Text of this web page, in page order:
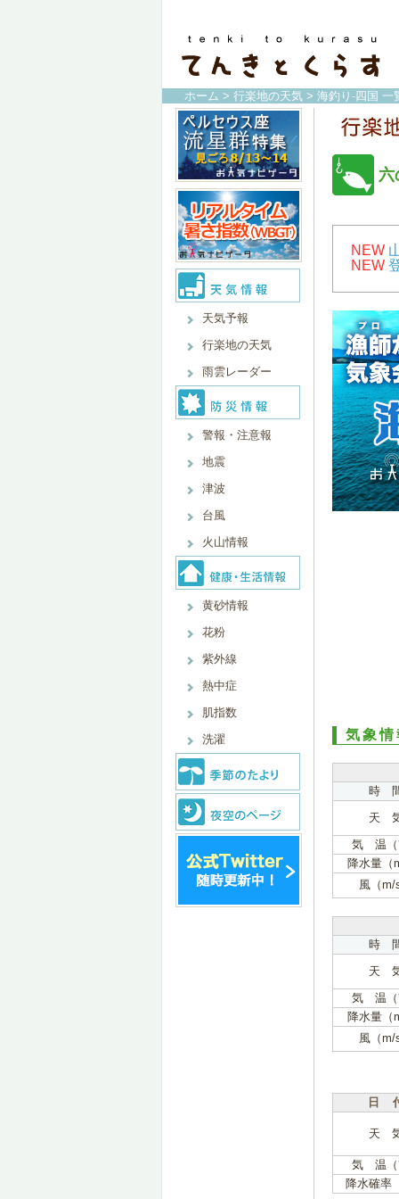
ホーム > 行楽地の天気 > 海釣り-四国 一
天気予報
行楽地の天気
雨雲レーダー
警報・注意報
地震
津波
台風
火山情報
黄砂情報
花粉
紫外線
熱中症
肌指数
洗濯
六
NEW
NEW
気象情
時
天
気 温
降水量（
風（m/
時
天
気 温
降水量（
風（m/
日
天
気 温
降水確率